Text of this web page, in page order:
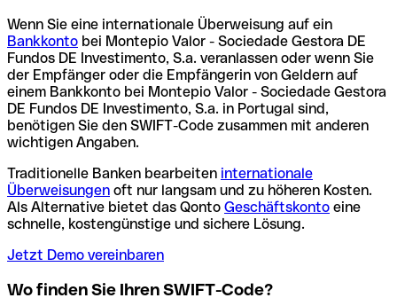
Wenn Sie eine internationale Überweisung auf ein
Bankkonto bei Montepio Valor - Sociedade Gestora DE
Fundos DE Investimento, S.a. veranlassen oder wenn Sie
der Empfänger oder die Empfängerin von Geldern auf
einem Bankkonto bei Montepio Valor - Sociedade Gestora
DE Fundos DE Investimento, S.a. in Portugal sind,
benötigen Sie den SWIFT-Code zusammen mit anderen
wichtigen Angaben.
Traditionelle Banken bearbeiten internationale
Überweisungen oft nur langsam und zu höheren Kosten.
Als Alternative bietet das Qonto Geschäftskonto eine
schnelle, kostengünstige und sichere Lösung.
Jetzt Demo vereinbaren
Wo finden Sie Ihren SWIFT-Code?